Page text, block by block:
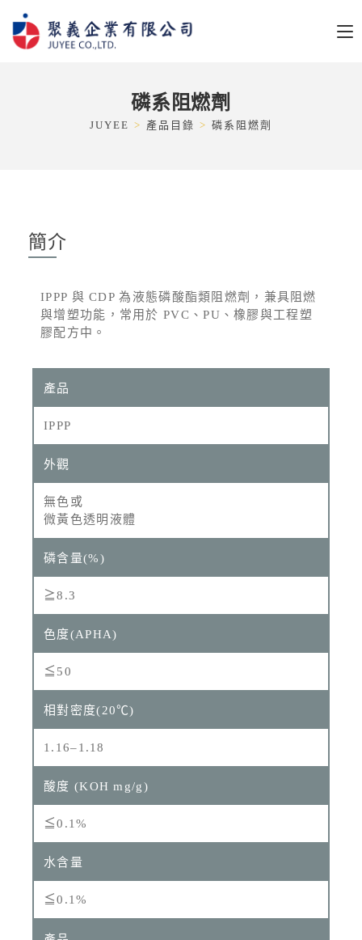
磷系阻燃劑
JUYEE > 產品目錄 > 磷系阻燃劑
簡介
IPPP 與 CDP 為液態磷酸酯類阻燃劑，兼具阻燃
與增塑功能，常用於 PVC、PU、橡膠與工程塑
膠配方中。
IPPP
無色或
微黃色透明液體
≧8.3
≦50
1.16–1.18
≦0.1%
≦0.1%